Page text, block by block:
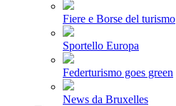
Fiere e Borse del turismo
Sportello Europa
Federturismo goes green
News da Bruxelles